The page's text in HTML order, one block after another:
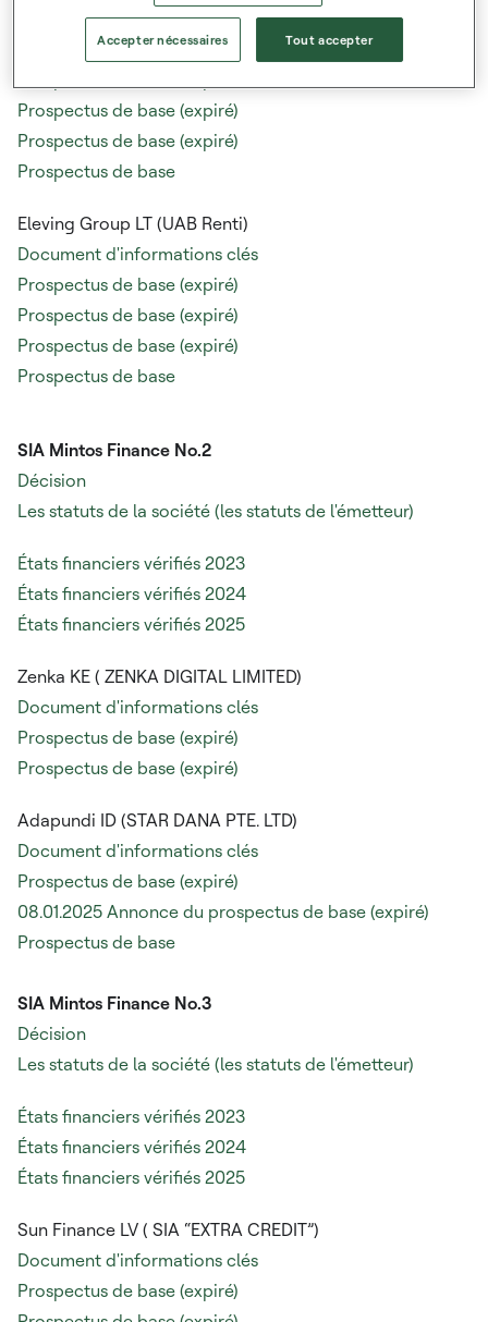
Eleving Group LV (Renti) (AS "mogo rent" ex. AS Renti)
Document d'informations clés
Prospectus de base (expiré)
Prospectus de base (expiré)
Prospectus de base
Eleving Group LT (UAB Renti)
Document d'informations clés
Prospectus de base (expiré)
Prospectus de base (expiré)
Prospectus de base (expiré)
Prospectus de base
SIA Mintos Finance No.2
Décision
Les statuts de la société (les statuts de l'émetteur)
États financiers vérifiés 2023
États financiers vérifiés 2024
États financiers vérifiés 2025
Zenka KE ( ZENKA DIGITAL LIMITED)
Document d'informations clés
Prospectus de base (expiré)
Prospectus de base (expiré)
Adapundi ID (STAR DANA PTE. LTD)
Document d'informations clés
Prospectus de base (expiré)
08.01.2025 Annonce du prospectus de base (expiré)
Prospectus de base
SIA Mintos Finance No.3
Décision
Les statuts de la société (les statuts de l'émetteur)
États financiers vérifiés 2023
États financiers vérifiés 2024
États financiers vérifiés 2025
Sun Finance LV ( SIA “EXTRA CREDIT”)
Document d'informations clés
Prospectus de base (expiré)
Accepter nécessaires Tout accepter